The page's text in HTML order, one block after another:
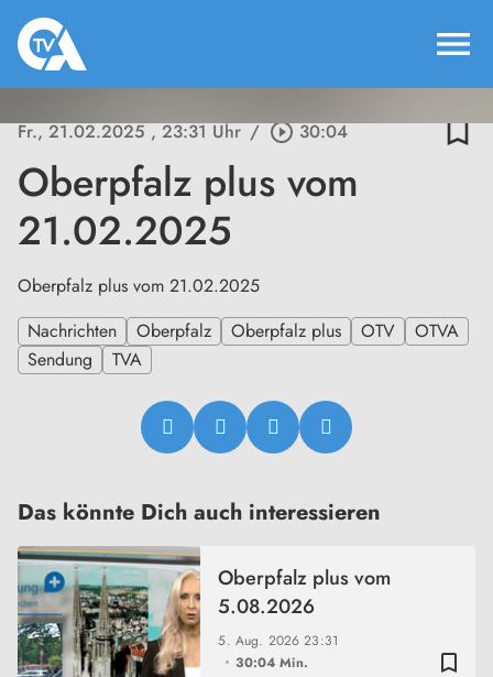
menu
Fr., 21.02.2025, 23:31 Uhr / play_circle_outline30:04 bookmark_border
Oberpfalz plus vom
21.02.2025
Oberpfalz plus vom 21.02.2025
Nachrichten
Oberpfalz Oberpfalz plus OTV
OTVA
Sendung
TVA
Das könnte Dich auch interessieren
bookmark_border
5. Aug. 202623:31
30:04 Min.
Oberpfalz plus vom
5.08.2026